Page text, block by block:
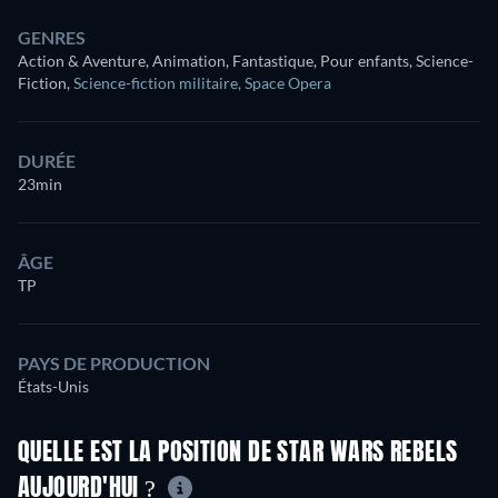
GENRES
Action & Aventure, Animation, Fantastique, Pour enfants, Science-
Fiction,Science-fiction militaire, Space Opera
DURÉE
23min
ÂGE
TP
PAYS DE PRODUCTION
États-Unis
QUELLE EST LA POSITION DE STAR WARS REBELS
AUJOURD'HUI ?